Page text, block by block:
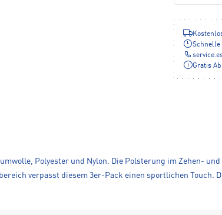
Schnelle
Gratis
Polyester und Nylon. Die Polsterung im Zehen-
verpasst diesem 3er-Pack einen sportlichen Touch.